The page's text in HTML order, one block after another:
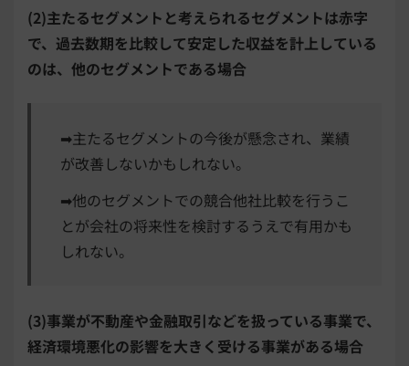
(2)主たるセグメントと考えられるセグメントは赤字
で、過去数期を比較して安定した収益を計上している
のは、他のセグメントである場合
➡主たるセグメントの今後が懸念され、業績
が改善しないかもしれない。
➡他のセグメントでの競合他社比較を行うこ
とが会社の将来性を検討するうえで有用かも
しれない。
(3)事業が不動産や金融取引などを扱っている事業で、
経済環境悪化の影響を大きく受ける事業がある場合